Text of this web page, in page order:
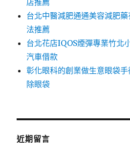
店推薦
台北中醫減肥通通美容減肥
法推薦
台北花店IQOS煙彈專業竹北
汽車借款
彰化眼科的創業做生意眼袋
除眼袋
近期留言